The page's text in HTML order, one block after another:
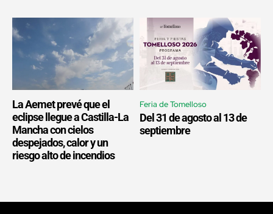
La Aemet prevé que el
eclipse llegue a Castilla-La
Mancha con cielos
despejados, calor y un
riesgo alto de incendios
Feria de Tomelloso
Del 31 de agosto al 13 de
septiembre